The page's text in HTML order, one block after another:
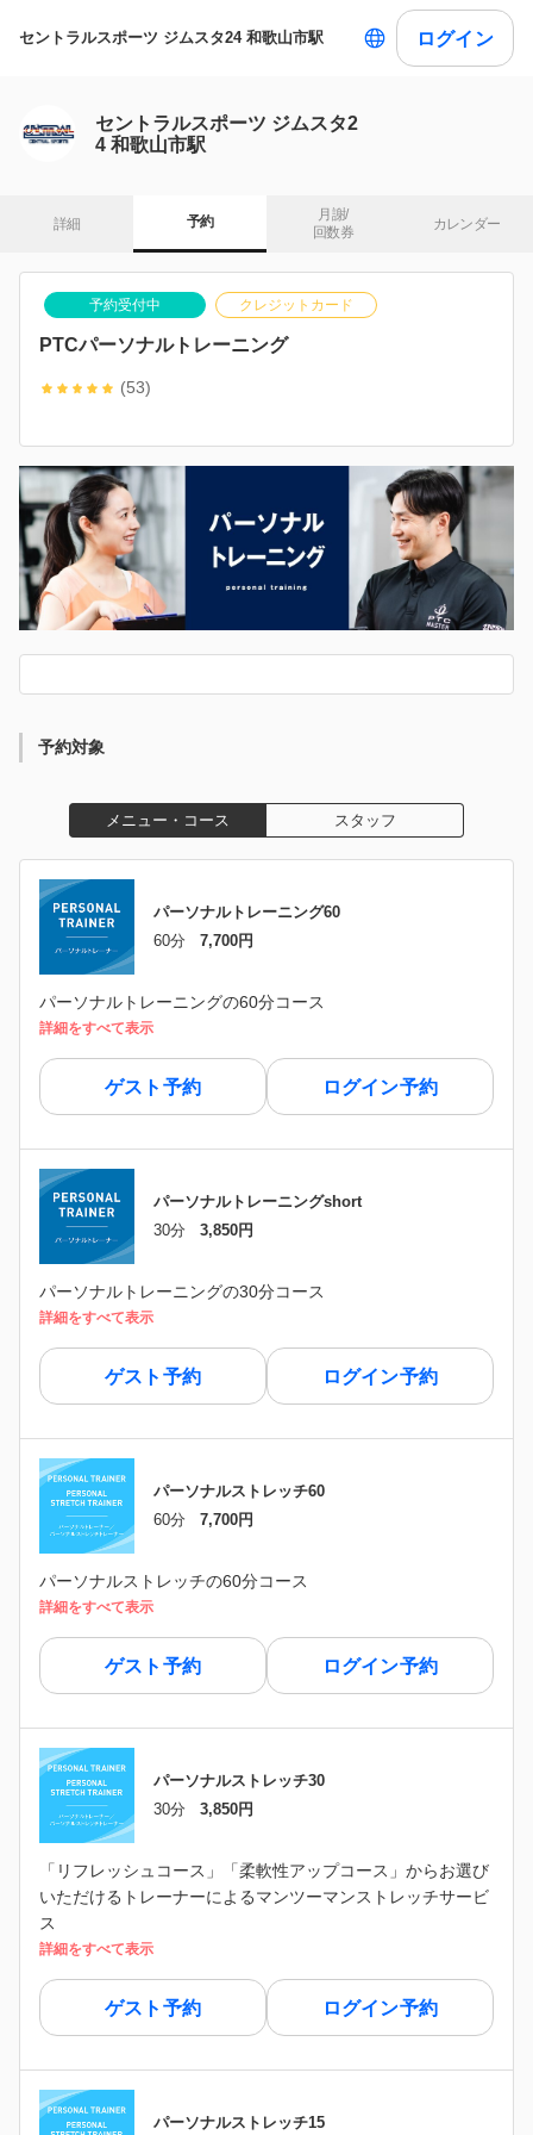
セントラルスポーツ ジムスタ24 和歌山市駅 ログイン
セントラルスポーツ ジムスタ2
4 和歌山市駅
詳細 予約
月謝/
回数券
カレンダー
予約受付中 クレジットカード
PTCパーソナルトレーニング
(53)
予約対象
メニュー・コース スタッフ
パーソナルトレーニング60
60分
7,700円
パーソナルトレーニングの60分コース
詳細をすべて表示
ゲスト予約 ログイン予約
パーソナルトレーニングshort
30分
3,850円
パーソナルトレーニングの30分コース
詳細をすべて表示
ゲスト予約 ログイン予約
パーソナルストレッチ60
60分
7,700円
パーソナルストレッチの60分コース
詳細をすべて表示
ゲスト予約 ログイン予約
パーソナルストレッチ30
30分
3,850円
「リフレッシュコース」「柔軟性アップコース」からお選び
いただけるトレーナーによるマンツーマンストレッチサービ
ス
詳細をすべて表示
ゲスト予約 ログイン予約
パーソナルストレッチ15